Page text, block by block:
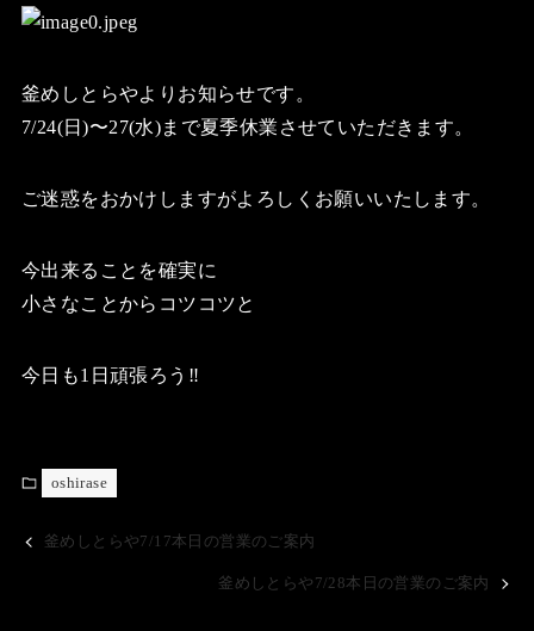
釜めしとらやよりお知らせです。
7/24(日)〜27(水)まで夏季休業させていただきます。
ご迷惑をおかけしますがよろしくお願いいたします。
今出来ることを確実に
小さなことからコツコツと
今日も1日頑張ろう‼️
oshirase
釜めしとらや7/17本日の営業のご案内
釜めしとらや7/28本日の営業のご案内